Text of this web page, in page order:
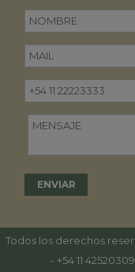
Todos los derechos
- +54 11 42520309